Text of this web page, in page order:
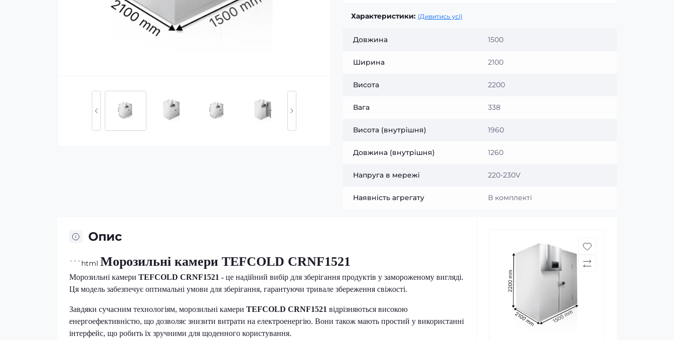
Характеристики: (Дивитись усі)
Довжина 1500
Ширина 2100
Висота 2200
Вага 338
Висота (внутрішня) 1960
Довжина (внутрішня) 1260
Напруга в мережі 220-230V
Наявність агрегату В комплекті
Опис
```html Морозильні камери TEFCOLD CRNF1521
Морозильні камери TEFCOLD CRNF1521 - це надійний вибір для зберігання продуктів у замороженому вигляді.
Ця модель забезпечує оптимальні умови для зберігання, гарантуючи тривале збереження свіжості.
Завдяки сучасним технологіям, морозильні камери TEFCOLD CRNF1521 відрізняються високою
енергоефективністю, що дозволяє знизити витрати на електроенергію. Вони також мають простий у використанні
інтерфейс, що робить їх зручними для щоденного користування.